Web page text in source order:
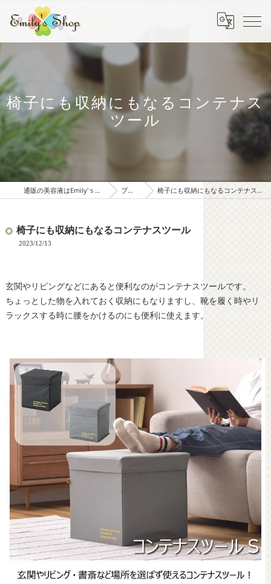
椅子にも収納にもなるコンテナス
ツール
通販の美容液はEmily' s Shop ブログ 椅子にも収納にもなるコンテナスツール
椅子にも収納にもなるコンテナスツール
2023/12/13
玄関やリビングなどにあると便利なのがコンテナスツールです。
ちょっとした物を入れておく収納にもなりますし、靴を履く時やリ
ラックスする時に腰をかけるのにも便利に使えます。